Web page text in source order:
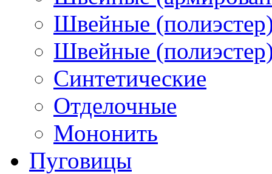
Швейные
Швейные
Синтетические
Отделочные
Мононить
Пуговицы